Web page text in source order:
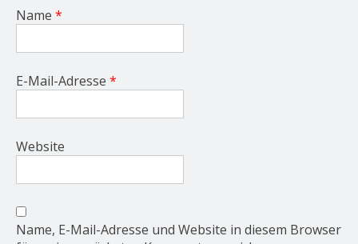
Name *
E-Mail-Adresse *
Website
Name, E-Mail-Adresse und Website in diesem Browser